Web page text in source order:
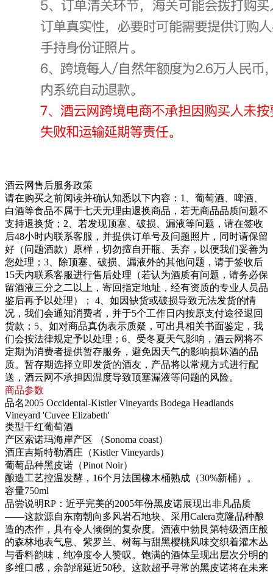
酒云网售后服务政策
请在购买之前阅读并确认知悉以下内容： 1、葡萄酒、啤酒、
白酒等食品不属于七天无理由退换商品，若无商品品质问题不
支持退换货； 2、若发现顶塞、破损、漏液等问题，请在签收
后48小时内联系客服，并提供订单号及问题照片，同时请保留
好（问题酒款）原样，切勿擅自开瓶、丢弃，以便我们妥善为
您处理； 3、除顶塞、破损、漏液外的其他问题，请于签收后
15天内联系客服进行售后处理（若认为酒质有问题，请务必保
留酒液三分之二以上，寄回指定地址，经有资质的专业人员品
鉴后再予以处理）；
4、如因缺货或破损导致无法发货的情
况，我们会通知消费者，并于5个工作日内按原支付途径退回
货款； 5、如对商品真伪表示质疑，可出具相关书面鉴定，我
们会按法律规定予以处理； 6、受冬夏天气影响，酒云网将不
定期为消费者提供暂存服务，避免因天气的影响损坏酒的品
质。暂存期选择立即发货的酒友，产品将以常规方式进行配
送，酒云网不承担因温度导致顶塞漏液等问题的风险。
商品参数
品名2005 Occidental-Kistler Vineyards Bodega Headlands
Vineyard 'Cuvee Elizabeth'
类型干红葡萄酒
产区索诺玛海岸产区 （Sonoma coast）
酒庄吉斯特勒酒庄（Kistler Vineyards）
葡萄品种黑皮诺（Pinot Noir）
酿造工艺控温发酵，16个月法国橡木桶熟成（30%新桶）。
容量750ml
品尝说明RP：近乎完美的2005年份黑皮诺展现出非凡品质
——这款源自东南朝向多风岩石地块、采用Calera克隆品种酿
造的杰作，具有令人倾倒的复杂度。酒液中勃艮第特级酒庄般
的森林地表气息、紫罗兰、树莓与甜黑樱桃风味交织着灌木丛
与香料韵味，纯净度令人赞叹。饱满的酒体呈现出层次分明的
多维口感，余韵绵延近50秒。这款超乎寻常的黑皮诺将在未来